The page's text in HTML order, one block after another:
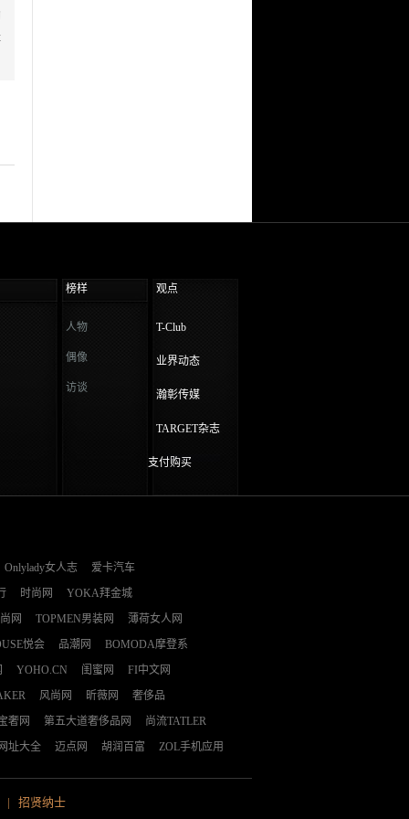
榜样 观点
人物
偶像
访谈
T-Club
业界动态
瀚彰传媒
TARGET杂志
支付购买
Onlylady女人志
爱卡汽车
时尚网
YOKA拜金城
网 TOPMEN男装网
薄荷女人网
悦会 品潮网
BOMODA摩登系
YOHO.CN 闺蜜网
FI中文网
风尚网 昕薇网
奢侈品
奢网 第五大道奢侈品网
尚流TATLER
址大全 迈点网 胡润百富 ZOL手机应用
招贤纳士